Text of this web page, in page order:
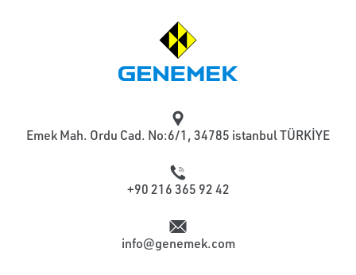
Emek Mah. Ordu Cad. No:6/1, 34785 istanbul TÜRKİYE
+90 216 365 92 42
info@genemek.com